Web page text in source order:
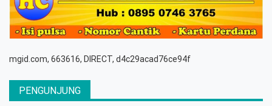
mgid.com, 663616, DIRECT, d4c29acad76ce94f
PENGUNJUNG